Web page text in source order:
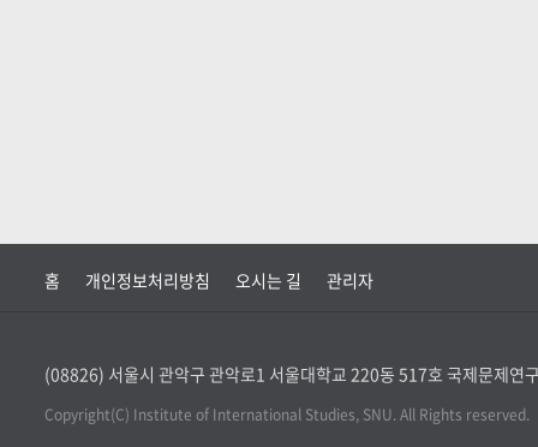
홈 개인정보처리방침 오시는 길 관리자
(08826) 서울시 관악구 관악로1 서울대학교 220동 517호 국제문제연
Copyright(C) Institute of International Studies, SNU. All Rights reserved.